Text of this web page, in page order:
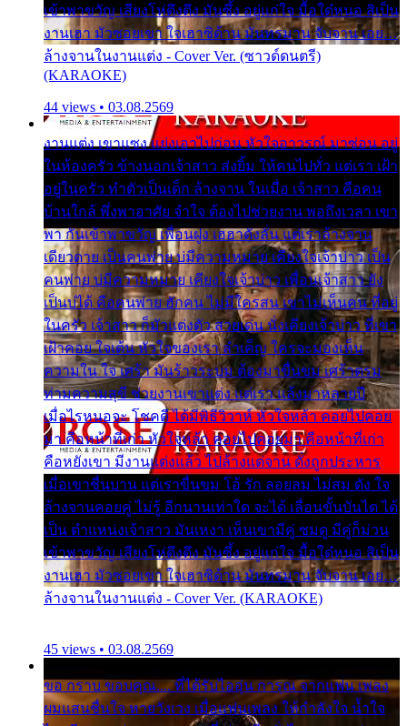
เข้าพาขวัญ เสียงโห่ตึงตึง มันซึ้ง อยู่แก่ใจ มื้อใด๋หนอ สิเป็น
งานเฮา มัวซอยเขา ใจเฮาซิด้าน มันทรมาน จับจาน เอย…
ล้างจานในงานแต่ง - Cover Ver. (ซาวด์ดนตรี)
(KARAOKE)
44 views • 03.08.2569
งานแต่ง เขาแซง แย่งเอาไปก่อน หัวใจอาวรณ์ มาซ่อน อยู่
ในห้องครัว ข้างนอกเจ้าสาว ส่งยิ้ม ให้คนไปทั่ว แต่เรา เฝ้า
อยู่ในครัว ทำตัวเป็นเด็ก ล้างจาน ในเมื่อ เจ้าสาว คือคน
บ้านใกล้ พึ่งพาอาศัย จำใจ ต้องไปช่วยงาน พอถึงเวลา เขา
พา กันเข้าพาขวัญ เพื่อนฝูง เฮฮาดังลั่น แต่เราล้างจาน
เดียวดาย เป็นคนพ่าย บ่มีความหมาย เคียงใจเจ้าบ่าว เป็น
คนพ่าย บ่มีความหมาย เคียงใจเจ้าบ่าว เพื่อนเจ้าสาว ยัง
เป็นบ่ได้ คือคนพ่าย ฮักคน ไม่มีใครสน เขาไม่เห็นคน ที่อยู่
ในครัว เจ้าสาว ก็มัวแต่งตัว สวยเด่น นั่งเคียงเจ้าบ่าว ที่เขา
เฝ้าคอย ใจเต้น หัวใจของเรา ลำเค็ญ ใครจะมองเห็น
ความใน ใจ เศร้า มันร้าวระบม ต้องมาขื่นขม เศร้าตรม
ท่ามความสุขี ช่วยงานเขาแต่ง แต่เรา แล้งมาหลายปี
เมื่อไรหนอจะ โชคดี ได้มีพิธีวิวาห์ หัวใจหล้า คอยไปคอย
มา คือหน้าที่เก่า หัวใจหล้า คอยไปคอยมา คือหน้าที่เก่า
คือหยังเขา มีงานแต่งแล้ว ไปล้างแต่จาน ดั่งถูกประหาร
เมื่อเขาชื่นบาน แต่เราขื่นขม โอ้ รัก ลอยลม ไม่สม ดัง ใจ
ล้างจานคอยคู่ ไม่รู้ อีกนานเท่าใด จะได้ เลื่อนขั้นบันได ได้
เป็น ตำแหน่งเจ้าสาว มันเหงา เห็นเขามีคู่ ซมดู มีคู่ก็ม่วน
เข้าพาขวัญ เสียงโห่ตึงตึง มันซึ้ง อยู่แก่ใจ มื้อใด๋หนอ สิเป็น
งานเฮา มัวซอยเขา ใจเฮาซิด้าน มันทรมาน จับจาน เอย…
ล้างจานในงานแต่ง - Cover Ver. (KARAOKE)
45 views • 03.08.2569
ขอ กราบ ขอบคุณ.... ที่ได้รับไออุ่น การุณ จากแฟน เพลง
ผมแสนชื่นใจ หายวังเวง เมื่อแฟนเพลง ให้กำลังใจ น้ำใจ